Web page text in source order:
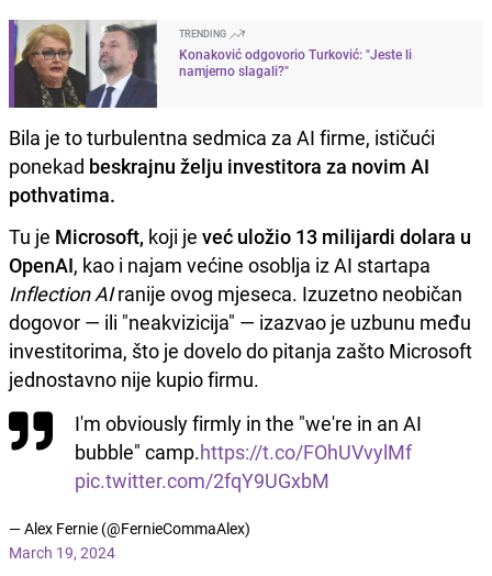
TRENDING
Konaković odgovorio Turković: "Jeste li
namjerno slagali?"
Bila je to turbulentna sedmica za AI firme, ističući
ponekad beskrajnu želju investitora za novim AI
pothvatima.
Tu je Microsoft, koji je već uložio 13 milijardi dolara u
OpenAI, kao i najam većine osoblja iz AI startapa
Inflection AIranije ovog mjeseca. Izuzetno neobičan
dogovor — ili "neakvizicija" — izazvao je uzbunu među
investitorima, što je dovelo do pitanja zašto Microsoft
jednostavno nije kupio firmu.
I'm obviously firmly in the "we're in an AI
bubble" camp.https://t.co/FOhUVvylMf
pic.twitter.com/2fqY9UGxbM
— Alex Fernie (@FernieCommaAlex)
March 19, 2024